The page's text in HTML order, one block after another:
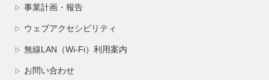
▷ 事業計画・報告
▷ ウェブアクセシビリティ
▷ 無線LAN（Wi-Fi）利用案内
▷ お問い合わせ